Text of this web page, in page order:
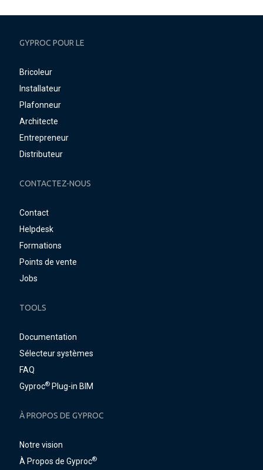
GYPROC POUR LE
Bricoleur
Installateur
Plafonneur
Architecte
Entrepreneur
Distributeur
CONTACTEZ-NOUS
Contact
Helpdesk
Formations
Points de vente
Jobs
TOOLS
Documentation
Sélecteur systèmes
FAQ
Gyproc® Plug-in BIM
À PROPOS DE GYPROC
Notre vision
À Propos de Gyproc®